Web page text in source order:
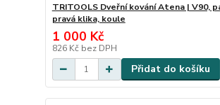
TRITOOLS Dveřní kování Atena | V90,
pravá klika, koule
1 000 Kč
826 Kč bez DPH
Přidat do košíku